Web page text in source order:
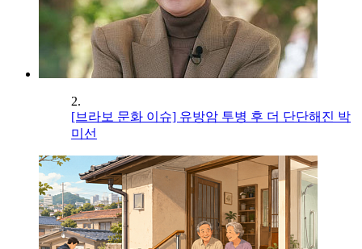
2.
[브라보 문화 이슈] 유방암 투병 후 더 단단해진 박
미선